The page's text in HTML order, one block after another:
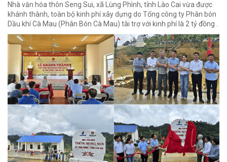
Nhà văn hóa thôn Seng Sui, xã Lùng Phình, tỉnh Lào Cai vừa được
khánh thành, toàn bộ kinh phí xây dựng do Tổng công ty Phân bón
Dầu khí Cà Mau (Phân Bón Cà Mau) tài trợ với kinh phí là 2 tỷ đồng .